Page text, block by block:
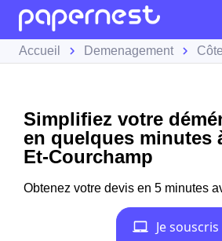
Accueil Demenagement